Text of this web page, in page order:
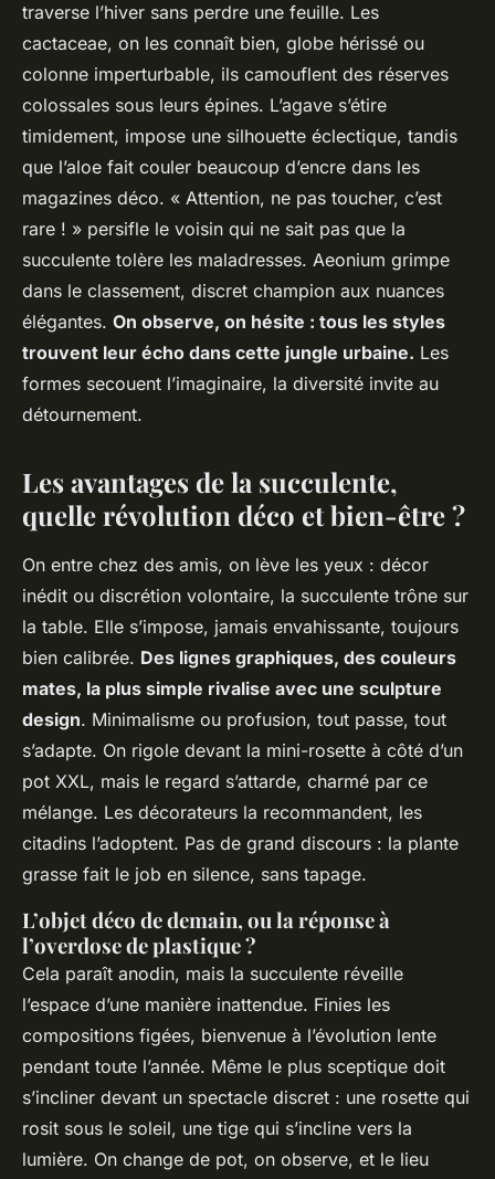
traverse l’hiver sans perdre une feuille. Les
cactaceae, on les connaît bien, globe hérissé ou
colonne imperturbable, ils camouflent des réserves
colossales sous leurs épines. L’agave s’étire
timidement, impose une silhouette éclectique, tandis
que l’aloe fait couler beaucoup d’encre dans les
magazines déco. « Attention, ne pas toucher, c’est
rare ! » persifle le voisin qui ne sait pas que la
succulente tolère les maladresses. Aeonium grimpe
dans le classement, discret champion aux nuances
élégantes. On observe, on hésite : tous les styles
trouvent leur écho dans cette jungle urbaine. Les
formes secouent l’imaginaire, la diversité invite au
détournement.
Les avantages de la succulente,
quelle révolution déco et bien-être ?
On entre chez des amis, on lève les yeux : décor
inédit ou discrétion volontaire, la succulente trône sur
la table. Elle s’impose, jamais envahissante, toujours
bien calibrée. Des lignes graphiques, des couleurs
mates, la plus simple rivalise avec une sculpture
design. Minimalisme ou profusion, tout passe, tout
s’adapte. On rigole devant la mini-rosette à côté d’un
pot XXL, mais le regard s’attarde, charmé par ce
mélange. Les décorateurs la recommandent, les
citadins l’adoptent. Pas de grand discours : la plante
grasse fait le job en silence, sans tapage.
L’objet déco de demain, ou la réponse à
l’overdose de plastique ?
Cela paraît anodin, mais la succulente réveille
l’espace d’une manière inattendue. Finies les
compositions figées, bienvenue à l’évolution lente
pendant toute l’année. Même le plus sceptique doit
s’incliner devant un spectacle discret : une rosette qui
rosit sous le soleil, une tige qui s’incline vers la
lumière. On change de pot, on observe, et le lieu